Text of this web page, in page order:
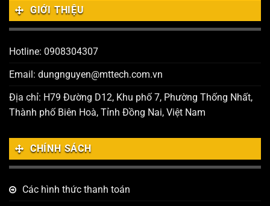
GIỚI THIỆU
Hotline: 0908304307
Email: dungnguyen@mttech.com.vn
Địa chỉ: H79 Đường D12, Khu phố 7, Phường Thống Nhất,
Thành phố Biên Hoà, Tỉnh Đồng Nai, Việt Nam
CHÍNH SÁCH
Các hình thức thanh toán